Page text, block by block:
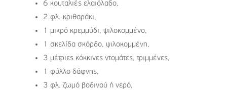
6 κουταλιές ελαιόλαδο,
2 φλ. κριθαράκι,
1 μικρό κρεμμύδι, ψιλοκομμένο,
1 σκελίδα σκόρδο, ψιλοκομμένη,
3 μέτριες κόκκινες ντομάτες, τριμμένες,
1 φύλλο δάφνης,
3 φλ. ζωμό βοδινού ή νερό,